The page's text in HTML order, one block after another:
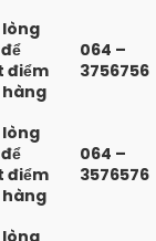
lòng
điểm
hàng
064 –
3756756
lòng
điểm
hàng
064 –
3576576
lòng